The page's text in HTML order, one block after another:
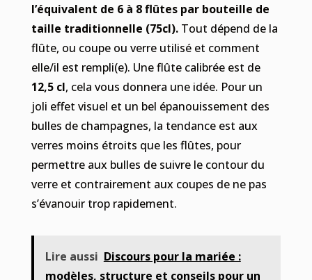
l’équivalent de 6 à 8 flûtes par bouteille de
taille traditionnelle (75cl).Tout dépend de la
flûte, ou coupe ou verre utilisé et comment
elle/il est rempli(e). Une flûte calibrée est de
12,5 cl, cela vous donnera une idée. Pour un
joli effet visuel et un bel épanouissement des
bulles de champagnes, la tendance est aux
verres moins étroits que les flûtes, pour
permettre aux bulles de suivre le contour du
verre et contrairement aux coupes de ne pas
s’évanouir trop rapidement.
Lire aussi Discours pour la mariée :
modèles, structure et conseils pour un